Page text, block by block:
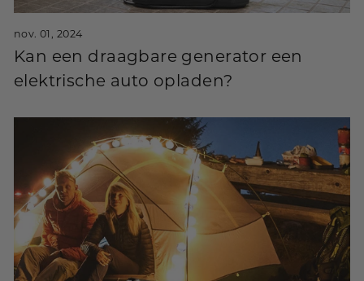
nov. 01, 2024
Kan een draagbare generator een
elektrische auto opladen?